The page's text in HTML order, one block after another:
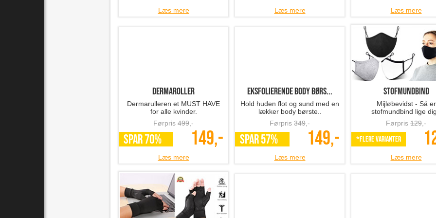
Læs mere Læs mere Læs mere
Dermaroller
Dermarulleren et MUST HAVE
for alle kvinder.
Førpris 499 ,-
SPAR 70% 149,-
Læs mere
Eksfolierende body børs...
Hold huden flot og sund med en
lækker body børste..
Førpris 349 ,-
SPAR 57% 149,-
Læs mere
Stofmundbind
Mijløbevidst - Så er
stofmundbind lige
Førpris 129 ,-
*Flere varianter
Læs mere